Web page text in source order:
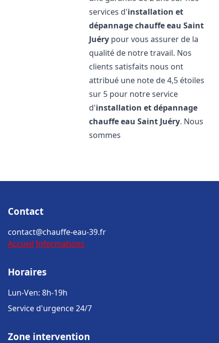
services d'installation et
dépannage chauffe eau Saint
Juéry pour vous assurer de la
qualité de notre travail. Nos
clients satisfaits nous ont
attribué une note de 4,5 étoiles
sur 5 pour notre service
d'installation et dépannage
chauffe eau Saint Juéry. Nous
sommes
Contact
contact@chauffe-eau-39.fr
Accueil Informations
Horaires
Lun-Ven: 8h-19h
Service d'urgence 24/7
Zone intervention